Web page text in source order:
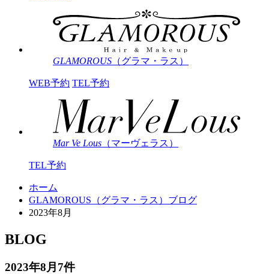
GLAMOROUS （グラマ・ラス）
WEB予約 TEL予約
Mar Ve Lous （マーヴェラス）
TEL予約
ホーム
GLAMOROUS（グラマ・ラス）ブログ
2023年8月
BLOG
2023年8月 7件